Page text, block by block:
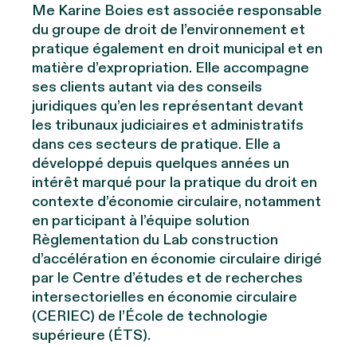
Me Karine Boies est associée responsable
du groupe de droit de l’environnement et
pratique également en droit municipal et en
matière d’expropriation. Elle accompagne
ses clients autant via des conseils
juridiques qu’en les représentant devant
les tribunaux judiciaires et administratifs
dans ces secteurs de pratique. Elle a
développé depuis quelques années un
intérêt marqué pour la pratique du droit en
contexte d’économie circulaire, notamment
en participant à l’équipe solution
Règlementation du Lab construction
d’accélération en économie circulaire dirigé
par le Centre d’études et de recherches
intersectorielles en économie circulaire
(CERIEC) de l’École de technologie
supérieure (ÉTS).